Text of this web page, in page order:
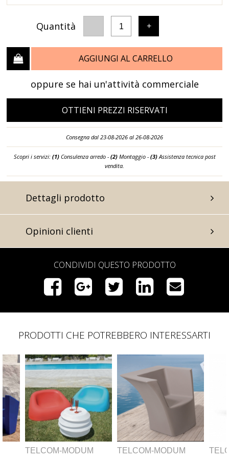
Quantità 1 +
AGGIUNGI AL CARRELLO
oppure se hai un'attività commerciale
OTTIENI PREZZI RISERVATI
Consegna dal 23-08-2026 al 26-08-2026
Scopri i servizi: (1)Consulenza arredo - (2)Montaggio - (3)Assistenza tecnica post
vendita.
Dettagli prodotto
Opinioni clienti
CONDIVIDI QUESTO PRODOTTO
PRODOTTI CHE POTREBBERO INTERESSARTI
TELCOM-MODUM TELCOM-MODUM